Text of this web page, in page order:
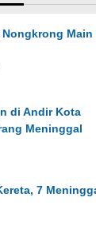
Main
di Andir Kota
Meninggal
7